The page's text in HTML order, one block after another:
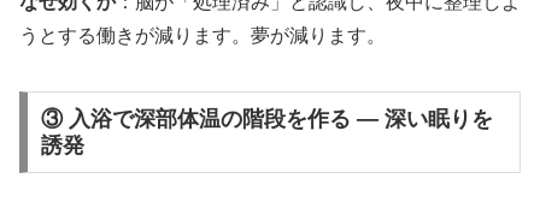
うとする働きが減ります。夢が減ります。
③ 入浴で深部体温の階段を作る — 深い眠りを
誘発